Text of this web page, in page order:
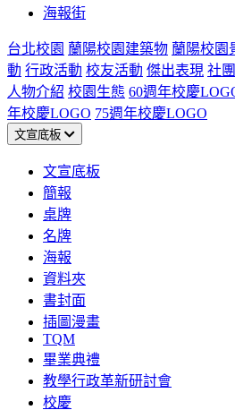
海報街
台北校園 蘭陽校園建築物 蘭陽校園
動 行政活動 校友活動 傑出表現 社
人物介紹 校園生態 60週年校慶
年校慶LOGO 75週年校慶LOGO
文宣底板
文宣底板
簡報
桌牌
名牌
海報
資料夾
書封面
插圖漫畫
TQM
畢業典禮
教學行政革新研討會
校慶